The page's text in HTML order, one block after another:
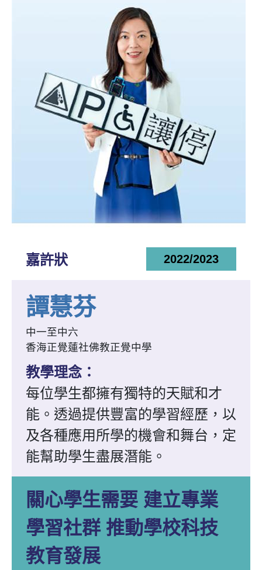
嘉許狀 2022/2023
譚慧芬
中一至中六
香海正覺蓮社佛教正覺中學
教學理念：
每位學生都擁有獨特的天賦和才
能。透過提供豐富的學習經歷，以
及各種應用所學的機會和舞台，定
能幫助學生盡展潛能。
關心學生需要 建立專業
學習社群 推動學校科技
教育發展